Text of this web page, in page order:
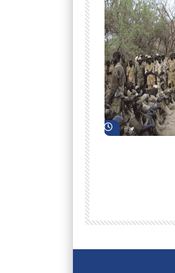
شاهد لاحقاً
رانيا مأمون: الثمن